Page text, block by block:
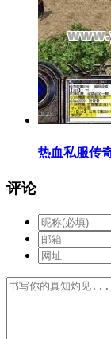
热血私服传
评论